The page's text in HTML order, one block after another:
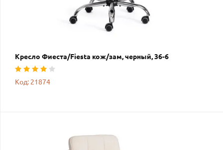
Кресло Фиеста/Fiesta кож/зам, черный, 36-6
Код: 21874